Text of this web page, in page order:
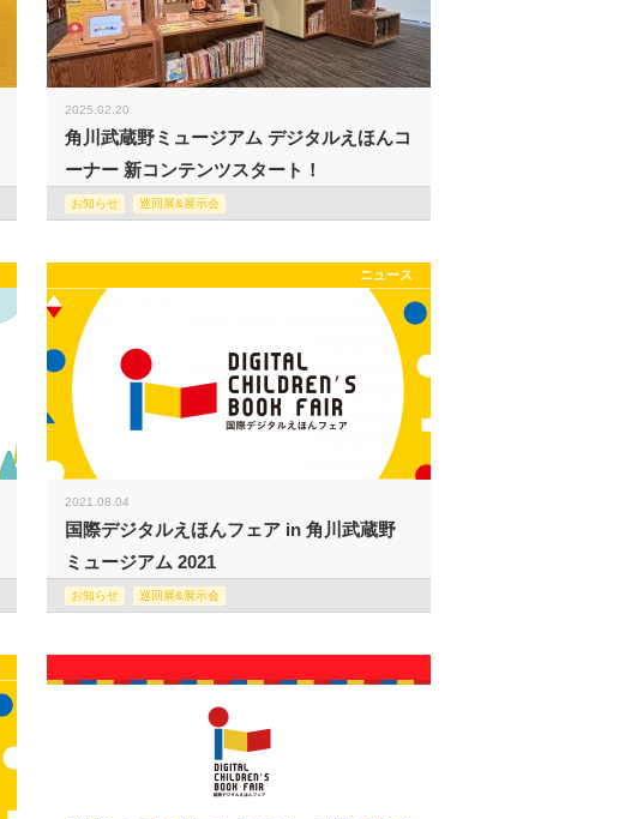
2025.02.20
角川武蔵野ミュージアム デジタルえほんコ
ーナー 新コンテンツスタート！
お知らせ 巡回展&展示会
ニュース
2021.08.04
国際デジタルえほんフェア in 角川武蔵野
ミュージアム 2021
お知らせ 巡回展&展示会